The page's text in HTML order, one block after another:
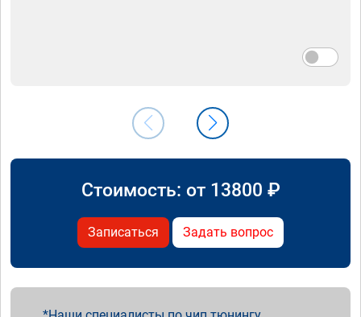
Стоимость: от 13800 ₽
Записаться Задать вопрос